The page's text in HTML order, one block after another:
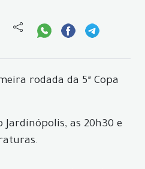
rodada da 5ª Copa
as 20h30 e